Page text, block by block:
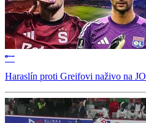
Haraslín proti Greifovi naživo na